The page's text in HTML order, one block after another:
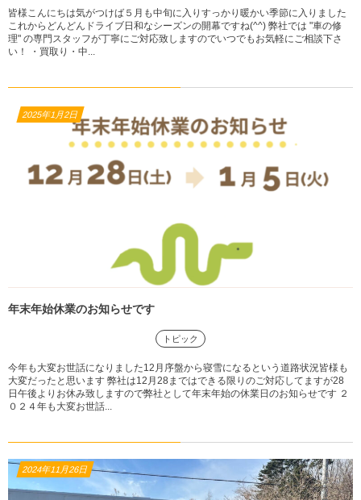
皆様こんにちは気がつけば５月も中旬に入りすっかり暖かい季節に入りました
これからどんどんドライブ日和なシーズンの開幕ですね(^^) 弊社では "車の修
理" の専門スタッフが丁寧にご対応致しますのでいつでもお気軽にご相談下さ
い！ ・買取り・中...
2025年1月2日
年末年始休業のお知らせです
トピック
今年も大変お世話になりました12月序盤から寝雪になるという道路状況皆様も
大変だったと思います 弊社は12月28まではできる限りのご対応してますが28
日午後よりお休み致しますので弊社として年末年始の休業日のお知らせです ２
０２４年も大変お世話...
2024年11月26日